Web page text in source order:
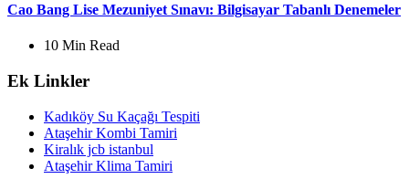
Cao Bang Lise Mezuniyet Sınavı: Bilgisayar Tabanlı Denemeler
10 Min Read
Ek Linkler
Kadıköy Su Kaçağı Tespiti
Ataşehir Kombi Tamiri
Kiralık jcb istanbul
Ataşehir Klima Tamiri